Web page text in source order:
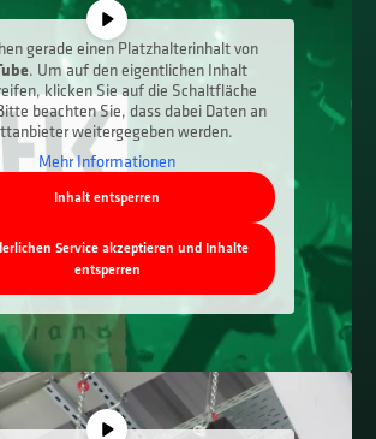
gerade einen Platzhalterinhalt von
. Um auf den eigentlichen Inhalt
klicken Sie auf die Schaltfläche
beachten Sie, dass dabei Daten an
weitergegeben werden.
Mehr Informationen
Inhalt entsperren
Service akzeptieren und Inhalte
entsperren